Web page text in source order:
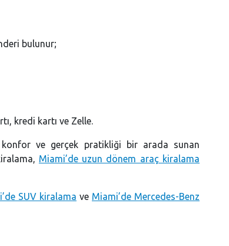
bulunur;
kredi kartı ve Zelle.
ve gerçek pratikliği bir arada sunan
Miami’de uzun dönem araç kiralama
SUV kiralama ve Miami’de Mercedes-Benz